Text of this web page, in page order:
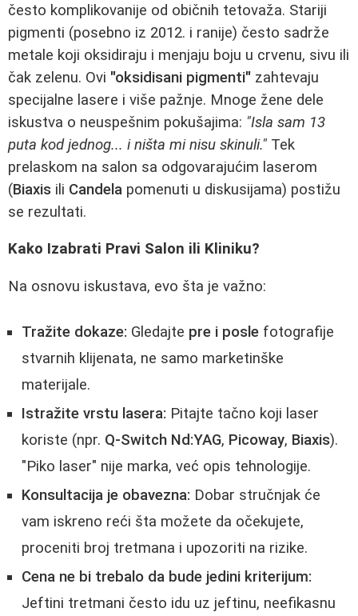
često komplikovanije od običnih tetovaža. Stariji
pigmenti (posebno iz 2012. i ranije) često sadrže
metale koji oksidiraju i menjaju boju u crvenu, sivu ili
čak zelenu. Ovi "oksidisani pigmenti" zahtevaju
specijalne lasere i više pažnje. Mnoge žene dele
iskustva o neuspešnim pokušajima: "Isla sam 13
puta kod jednog... i ništa mi nisu skinuli." Tek
prelaskom na salon sa odgovarajućim laserom
(Biaxis ili Candela pomenuti u diskusijama) postižu
se rezultati.
Kako Izabrati Pravi Salon ili Kliniku?
Na osnovu iskustava, evo šta je važno:
Tražite dokaze: Gledajte pre i posle fotografije
stvarnih klijenata, ne samo marketinške
materijale.
Istražite vrstu lasera: Pitajte tačno koji laser
koriste (npr. Q-Switch Nd:YAG, Picoway, Biaxis).
"Piko laser" nije marka, već opis tehnologije.
Konsultacija je obavezna: Dobar stručnjak će
vam iskreno reći šta možete da očekujete,
proceniti broj tretmana i upozoriti na rizike.
Cena ne bi trebalo da bude jedini kriterijum:
Jeftini tretmani često idu uz jeftinu, neefikasnu